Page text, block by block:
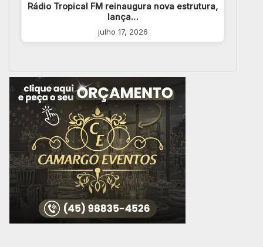
Rádio Tropical FM reinaugura nova estrutura,
lança…
julho 17, 2026